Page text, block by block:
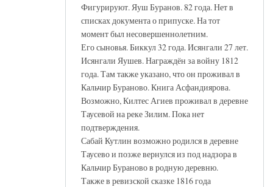
Фигурируют. Яуш Буранов. 82 года. Нет в
списках документа о припуске. На тот
момент был несовершеннолетним.
Его сыновья. Биккул 32 года. Исянгали 27 лет.
Исянгали Яушев. Награждён за войну 1812
года. Там также указано, что он проживал в
Кальчир Бураново. Книга Асфандиярова.
Возможно, Килтес Агиев проживал в деревне
Таусевой на реке Зилим. Пока нет
подтверждения.
Сабай Кутлин возможно родился в деревне
Таусево и позже вернулся из под надзора в
Кальчир Бураново в родную деревню.
Также в ревизской сказке 1816 года